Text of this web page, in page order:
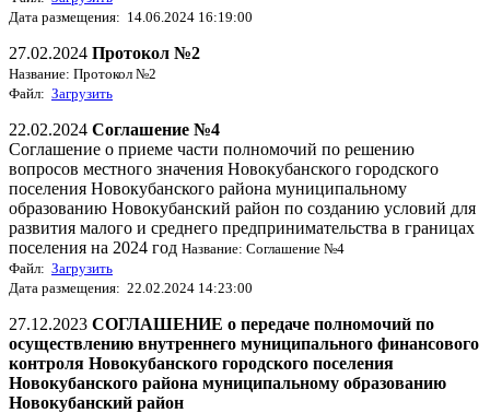
Дата размещения: 14.06.2024 16:19:00
27.02.2024 Протокол №2
Название: Протокол №2
Файл: Загрузить
22.02.2024 Соглашение №4
Соглашение о приеме части полномочий по решению
вопросов местного значения Новокубанского городского
поселения Новокубанского района муниципальному
образованию Новокубанский район по созданию условий для
развития малого и среднего предпринимательства в границах
поселения на 2024 год Название: Соглашение №4
Файл: Загрузить
Дата размещения: 22.02.2024 14:23:00
27.12.2023 СОГЛАШЕНИЕ о передаче полномочий по
осуществлению внутреннего муниципального финансового
контроля Новокубанского городского поселения
Новокубанского района муниципальному образованию
Новокубанский район